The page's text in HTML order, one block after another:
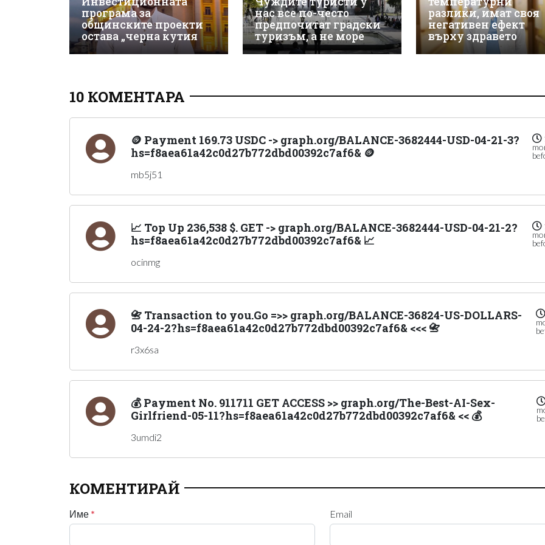
програма за
общинските проекти
остава „черна кутия
нас все по-често
предпочитат градски
туризъм, а не море
разлики, имат своя
негативен ефект
върху здравето
10 КОМЕНТАРА
🪙 Payment 169.73 USDC -> graph.org/BALANCE-3682444-USD-04-21-3?
hs=f8aea61a42c0d27b772dbd00392c7af6& 🪙
mb5j51
📈 Top Up 236,538 $. GET -> graph.org/BALANCE-3682444-USD-04-21-2?
hs=f8aea61a42c0d27b772dbd00392c7af6& 📈
ocinmg
📇 Transaction to you.Go =>> graph.org/BALANCE-36824-US-DOLLARS-
04-24-2?hs=f8aea61a42c0d27b772dbd00392c7af6& <<< 📇
r3x6sa
💰 Payment No. 911711 GET ACCESS >> graph.org/The-Best-AI-Sex-
Girlfriend-05-11?hs=f8aea61a42c0d27b772dbd00392c7af6& << 💰
3umdi2
КОМЕНТИРАЙ
Име * Email